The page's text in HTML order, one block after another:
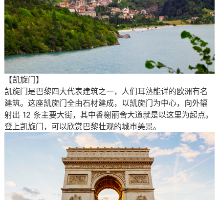
【凯旋门】
凯旋门是巴黎四大代表建筑之一，人们耳熟能详的欧洲有名
建筑。这座凯旋门全由石材建成，以凯旋门为中心，向外辐
射出 12 条主要大街，其中香榭丽舍大道就是以这里为起点。
登上凯旋门，可以欣赏巴黎壮观的城市美景。